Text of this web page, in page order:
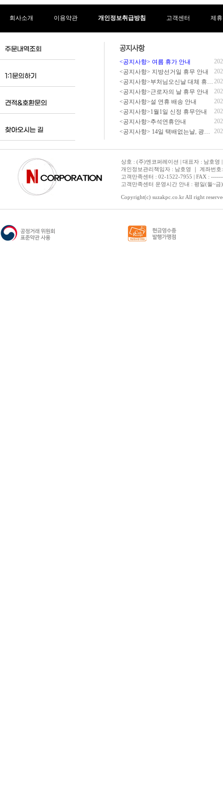
회사소개 이용약관 개인정보취급방침 고객센터 제
<공지사항> 여름 휴가 안내
<공지사항> 지방선거일 휴무 안내
<공지사항>부처님오신날 대체 휴무 안내
<공지사항>근로자의 날 휴무 안내
<공지사항>설 연휴 배송 안내
<공지사항>1월1일 신정 휴무안내
<공지사항>추석연휴안내
<공지사항> 14일 택배없는날, 광복절 휴무 배송 안내
상호 : (주)엔코퍼레이션 | 대표자 : 남호영
개인정보관리책임자 : 남호영 ｜ 계좌번
고객만족센터 : 02-1522-7955 | FAX :
고객만족센터 운영시간 안내 : 평일(월~
Copyright(c) suzakpc.co.kr All right